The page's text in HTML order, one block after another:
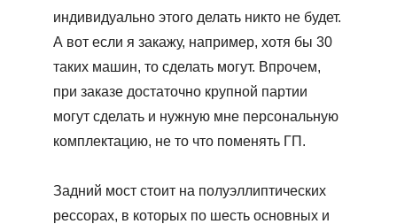
индивидуально этого делать никто не будет.
А вот если я закажу, например, хотя бы 30
таких машин, то сделать могут. Впрочем,
при заказе достаточно крупной партии
могут сделать и нужную мне персональную
комплектацию, не то что поменять ГП.
Задний мост стоит на полуэллиптических
рессорах, в которых по шесть основных и